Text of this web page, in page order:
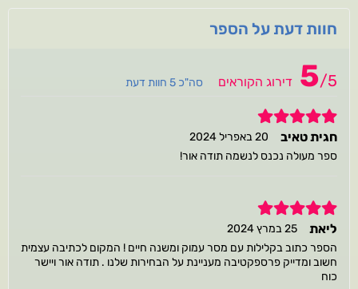
חוות דעת על הספר
5/5 דירוג הקוראים סה"כ 5 חוות דעת
5
חגית טאיב
20 באפריל 2024
ספר מעולה נכנס לנשמה תודה אור!
5
ליאת
25 במרץ 2024
הספר כתוב בקלילות עם מסר עמוק ומשנה חיים ! המקום לכתיבה עצמית
חשוב ומדייק פרספקטיבה מעניינת על הבחירות שלנו . תודה אור ויישר
כוח